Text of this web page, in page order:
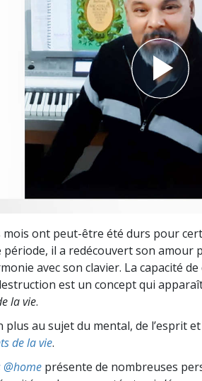
mois ont peut-être été durs pour
il a redécouvert son amour
avec son clavier. La capacité
est un concept qui
la vie.
plus au sujet du mental, de l’esprit
de la vie.
@home présente de nombreuses